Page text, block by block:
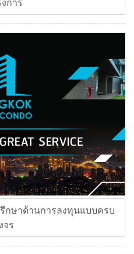
งการ
รึกษาด้านการลงทุนแบบครบ
จร